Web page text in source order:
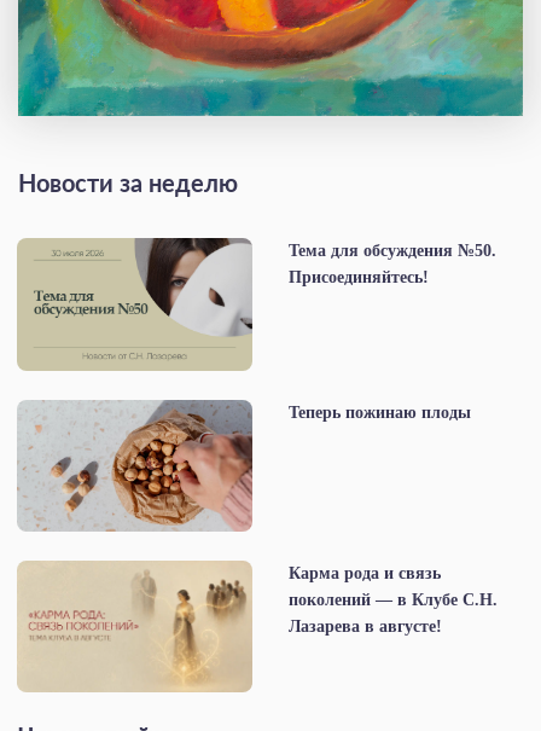
Новости за неделю
Тема для обсуждения №50.
Присоединяйтесь!
Теперь пожинаю плоды
Карма рода и связь
поколений — в Клубе С.Н.
Лазарева в августе!